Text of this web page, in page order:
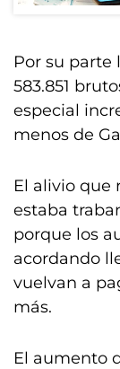
Por su parte
583.851
especial
menos de
El alivio que
estaba
porque los
acordando
vuelvan a
más.
El aumento